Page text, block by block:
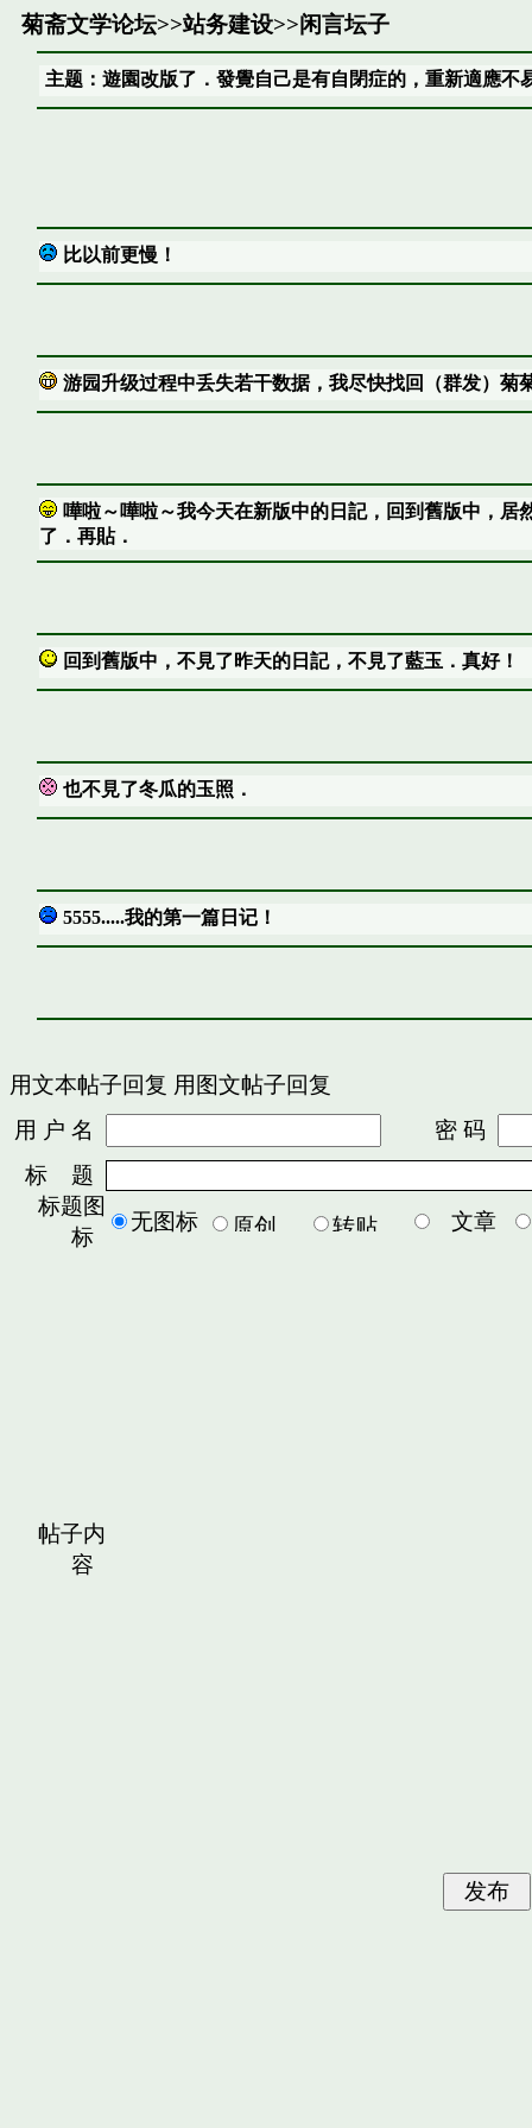
菊斋文学论坛>>站务建设>>闲言坛子
主题：遊園改版了．發覺自己是有自閉症的，重新適應不
比以前更慢！
游园升级过程中丢失若干数据，我尽快找回（群发）菊
嘩啦～嘩啦～我今天在新版中的日記，回到舊版中，居
了．再貼．
回到舊版中，不見了昨天的日記，不見了藍玉．真好！
也不見了冬瓜的玉照．
5555.....我的第一篇日记！
用文本帖子回复 用图文帖子回复
用 户 名
密 码
标 题
标题图
标
无图标 文章
帖子内
容